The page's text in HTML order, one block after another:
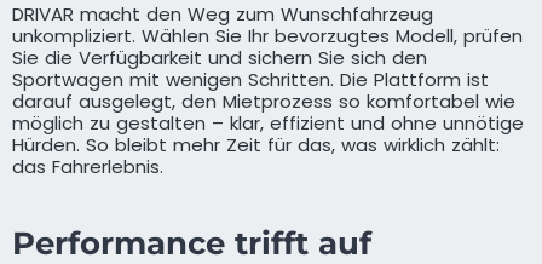
DRIVAR macht den Weg zum Wunschfahrzeug
unkompliziert. Wählen Sie Ihr bevorzugtes Modell, prüfen
Sie die Verfügbarkeit und sichern Sie sich den
Sportwagen mit wenigen Schritten. Die Plattform ist
darauf ausgelegt, den Mietprozess so komfortabel wie
möglich zu gestalten – klar, effizient und ohne unnötige
Hürden. So bleibt mehr Zeit für das, was wirklich zählt:
das Fahrerlebnis.
Performance trifft auf